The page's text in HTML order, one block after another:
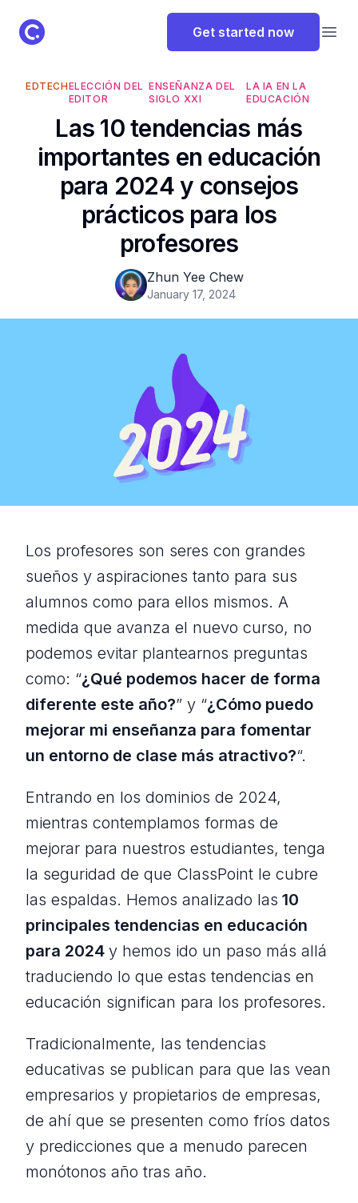
ClassPoint Logo Get started now
EDTECHELECCIÓN DEL
EDITOR
ENSEÑANZA DEL
SIGLO XXI
LA IA EN LA
EDUCACIÓN
Las 10 tendencias más
importantes en educación
para 2024 y consejos
prácticos para los
profesores
Zhun Yee Chew
January 17, 2024
Los profesores son seres con grandes
sueños y aspiraciones tanto para sus
alumnos como para ellos mismos. A
medida que avanza el nuevo curso, no
podemos evitar plantearnos preguntas
como: “¿Qué podemos hacer de forma
diferente este año?” y “¿Cómo puedo
mejorar mi enseñanza para fomentar
un entorno de clase más atractivo?“.
Entrando en los dominios de 2024,
mientras contemplamos formas de
mejorar para nuestros estudiantes, tenga
la seguridad de que ClassPoint le cubre
las espaldas. Hemos analizado las 10
principales tendencias en educación
para 2024 y hemos ido un paso más allá
traduciendo lo que estas tendencias en
educación significan para los profesores.
Tradicionalmente, las tendencias
educativas se publican para que las vean
empresarios y propietarios de empresas,
de ahí que se presenten como fríos datos
y predicciones que a menudo parecen
monótonos año tras año.